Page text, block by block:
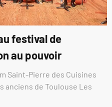
festival de
au pouvoir
Saint-Pierre des Cuisines
anciens de Toulouse Les